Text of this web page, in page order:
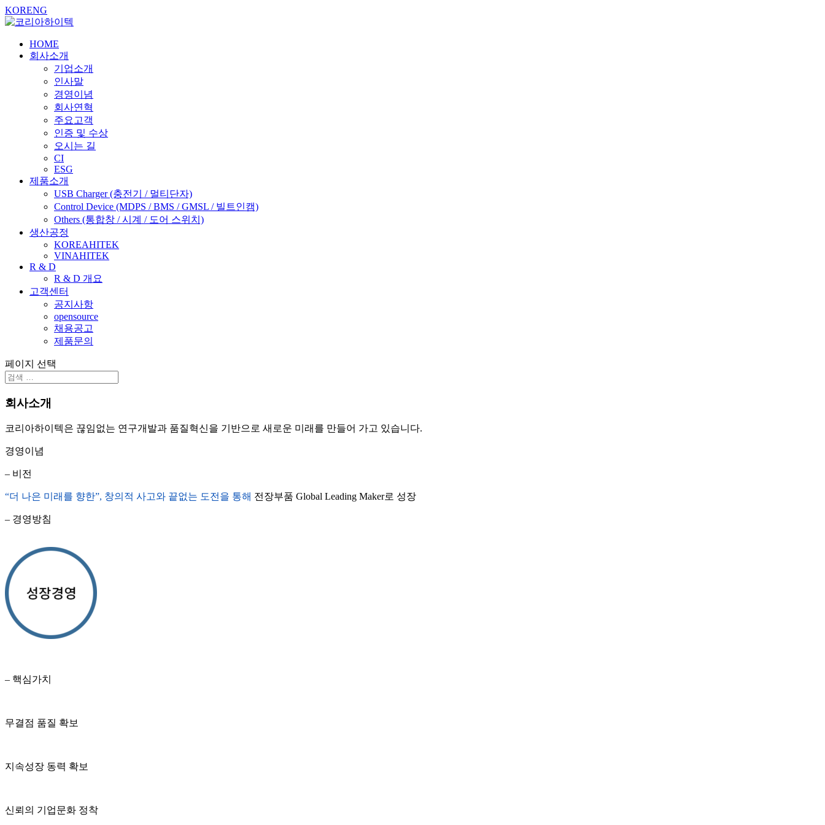
KORENG
HOME
회사소개
기업소개
인사말
경영이념
회사연혁
주요고객
인증 및 수상
오시는 길
CI
ESG
제품소개
USB Charger(충전기 / 멀티단자)
Control Device (MDPS / BMS / GMSL / 빌트인캠)
Others (통합창 / 시계 / 도어 스위치)
생산공정
KOREAHITEK
VINAHITEK
R & D
R & D 개요
고객센터
공지사항
opensource
채용공고
제품문의
페이지 선택
회사소개
코리아하이텍은 끊임없는 연구개발과 품질혁신을 기반으로 새로운 미래를 만들어 가고 있습니다.
경영이념
– 비전
“더 나은 미래를 향한”, 창의적 사고와 끝없는 도전을 통해 전장부품 Global Leading Maker로 성장
– 경영방침
– 핵심가치
무결점 품질 확보
지속성장 동력 확보
신뢰의 기업문화 정착